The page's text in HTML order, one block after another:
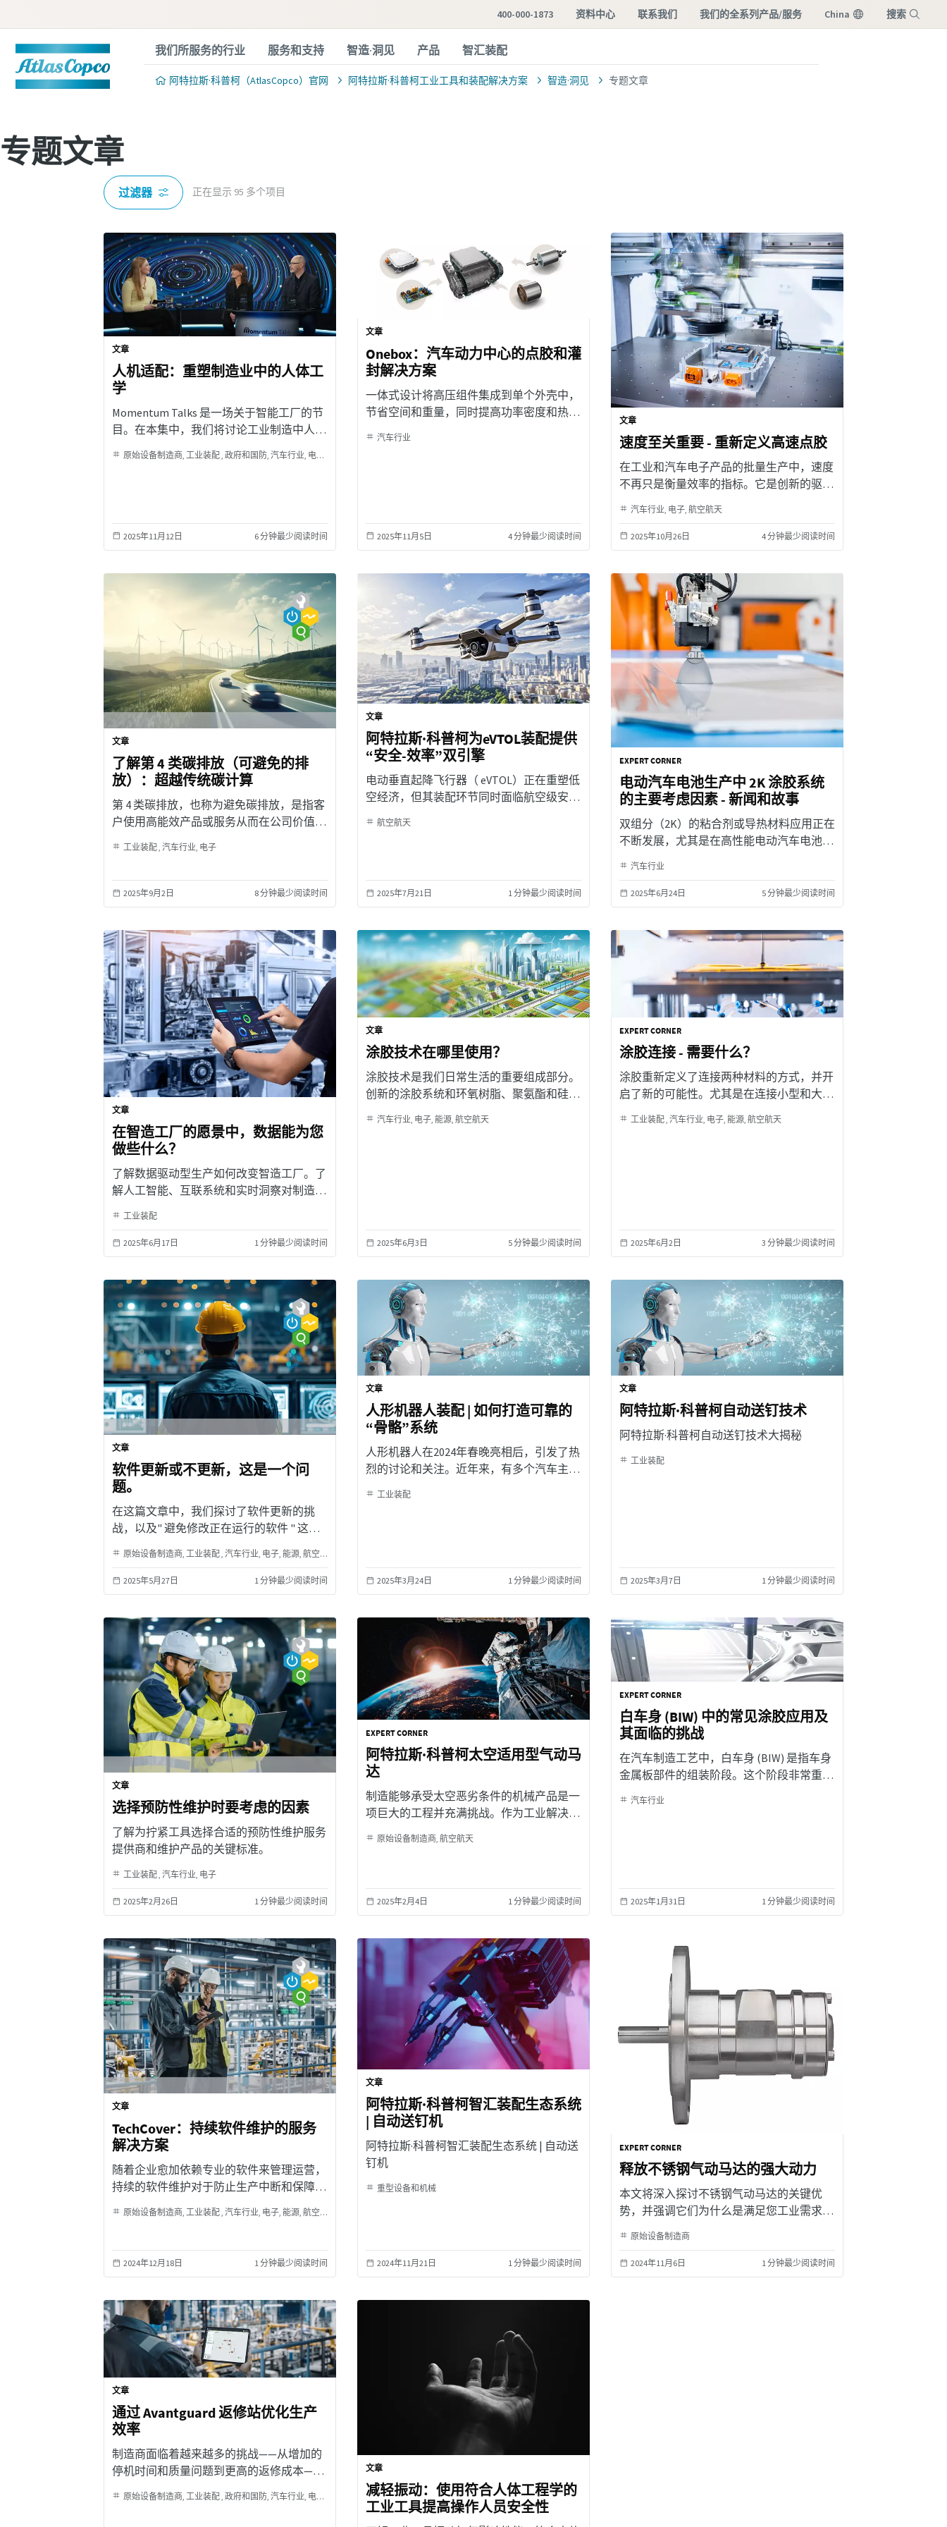
400-000-1873 资料中心 联系我们 我们的全系列产品/服务 China 搜索
我们所服务的行业 服务和支持 智造·洞见 产品 智汇装配
阿特拉斯·科普柯（AtlasCopco）官网 阿特拉斯·科普柯工业工具和装配解决方案 智造·洞见 专题文章
专题文章
过滤器 正在显示 95 多个项目
文章
人机适配：重塑制造业中的人体工
学
Momentum Talks 是一场关于智能工厂的节
目。在本集中，我们将讨论工业制造中人体
原始设备制造商 工业装配 政府和国防 汽车行业 电子
2025年11月12日 6 分钟最少阅读时间
文章
Onebox：汽车动力中心的点胶和灌
封解决方案
一体式设计将高压组件集成到单个外壳中，
节省空间和重量，同时提高功率密度和热需
汽车行业
2025年11月5日 4 分钟最少阅读时间
文章
速度至关重要 - 重新定义高速点胶
在工业和汽车电子产品的批量生产中，速度
不再只是衡量效率的指标。它是创新的驱动
果技术能够重新定义速度呢？
汽车行业 电子 航空航天
2025年10月26日 4 分钟最少阅读时间
文章
了解第 4 类碳排放（可避免的排
放）：超越传统碳计算
第 4 类碳排放，也称为避免碳排放，是指客
户使用高能效产品或服务从而在公司价值链
工业装配 汽车行业 电子
2025年9月2日 8 分钟最少阅读时间
文章
阿特拉斯·科普柯为eVTOL装配提供
“安全-效率”双引擎
电动垂直起降飞行器（ eVTOL）正在重塑低
空经济，但其装配环节同时面临航空级安
特拉斯·科普柯以“精度、数据、自动化”三位
航空航天
2025年7月21日 1 分钟最少阅读时间
EXPERT CORNER
电动汽车电池生产中 2K 涂胶系统
的主要考虑因素 - 新闻和故事
双组分（2K）的粘合剂或导热材料应用正在
不断发展，尤其是在高性能电动汽车电池的
汽车行业
2025年6月24日 5 分钟最少阅读时间
文章
在智造工厂的愿景中，数据能为您
做些什么？
了解数据驱动型生产如何改变智造工厂。了
解人工智能、互联系统和实时洞察对制造业
工业装配
2025年6月17日 1 分钟最少阅读时间
文章
涂胶技术在哪里使用？
涂胶技术是我们日常生活的重要组成部分。
创新的涂胶系统和环氧树脂、聚氨酯和硅胶
提供保护并延长使用寿命 - 无论是在日常电
汽车行业 电子 能源 航空航天
2025年6月3日 5 分钟最少阅读时间
EXPERT CORNER
涂胶连接 - 需要什么？
涂胶重新定义了连接两种材料的方式，并开
启了新的可能性。尤其是在连接小型和大型
果我们希望这种连接有效，需要注意什么？
工业装配 汽车行业 电子 能源 航空航天
2025年6月2日 3 分钟最少阅读时间
文章
软件更新或不更新，这是一个问
题。
在这篇文章中，我们探讨了软件更新的挑
战，以及" 避免修改正在运行的软件 " 这一
原始设备制造商 工业装配 汽车行业 电子 能源 航空航天
2025年5月27日 1 分钟最少阅读时间
文章
人形机器人装配 | 如何打造可靠的
“骨骼”系统
人形机器人在2024年春晚亮相后，引发了热
烈的讨论和关注。近年来，有多个汽车主机
工业场景应用测试，而人形机器人本身的性
工业装配
2025年3月24日 1 分钟最少阅读时间
文章
阿特拉斯·科普柯自动送钉技术
阿特拉斯·科普柯自动送钉技术大揭秘
工业装配
2025年3月7日 1 分钟最少阅读时间
文章
选择预防性维护时要考虑的因素
了解为拧紧工具选择合适的预防性维护服务
提供商和维护产品的关键标准。
工业装配 汽车行业 电子
2025年2月26日 1 分钟最少阅读时间
EXPERT CORNER
阿特拉斯·科普柯太空适用型气动马
达
制造能够承受太空恶劣条件的机械产品是一
项巨大的工程并充满挑战。作为工业解决方
接挑战，开发了坚固、可靠且充分符合太空
研发团队的专业知识成功地实现这一壮举。
<br>
原始设备制造商 航空航天
2025年2月4日 1 分钟最少阅读时间
EXPERT CORNER
白车身 (BIW) 中的常见涂胶应用及
其面临的挑战
在汽车制造工艺中，白车身 (BIW) 是指车身
金属板部件的组装阶段。这个阶段非常重
这篇 Insights 文章中，我们将重点介绍粘合
汽车行业
2025年1月31日 1 分钟最少阅读时间
文章
TechCover：持续软件维护的服务
解决方案
随着企业愈加依赖专业的软件来管理运营，
持续的软件维护对于防止生产中断和保障其
原始设备制造商 工业装配 汽车行业 电子 能源 航空航天
2024年12月18日 1 分钟最少阅读时间
文章
阿特拉斯·科普柯智汇装配生态系统
| 自动送钉机
阿特拉斯·科普柯智汇装配生态系统 | 自动送
钉机
重型设备和机械
2024年11月21日 1 分钟最少阅读时间
EXPERT CORNER
释放不锈钢气动马达的强大动力
本文将深入探讨不锈钢气动马达的关键优
势，并强调它们为什么是满足您工业需求的
原始设备制造商
2024年11月6日 1 分钟最少阅读时间
文章
通过 Avantguard 返修站优化生产
效率
制造商面临着越来越多的挑战——从增加的
停机时间和质量问题到更高的返修成本——
响。对于《财富》全球 500 强公司而言，以
原始设备制造商 工业装配 政府和国防 汽车行业 电子 航空航天 造船 重型设备和机械 铁路行业 铸造业和金属加工业
文章
减轻振动：使用符合人体工程学的
工业工具提高操作人员安全性